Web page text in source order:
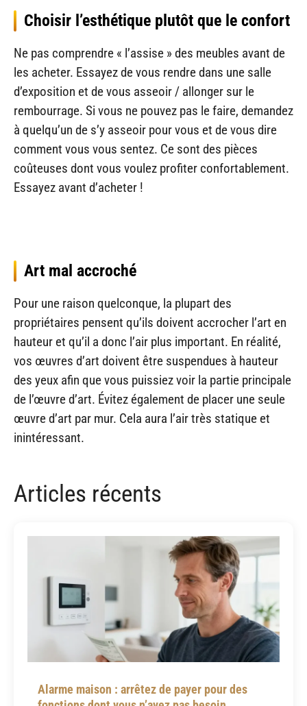
Choisir l’esthétique plutôt que le confort
Ne pas comprendre « l’assise » des meubles avant de
les acheter. Essayez de vous rendre dans une salle
d’exposition et de vous asseoir / allonger sur le
rembourrage. Si vous ne pouvez pas le faire, demandez
à quelqu’un de s’y asseoir pour vous et de vous dire
comment vous vous sentez. Ce sont des pièces
coûteuses dont vous voulez profiter confortablement.
Essayez avant d’acheter !
Art mal accroché
Pour une raison quelconque, la plupart des
propriétaires pensent qu’ils doivent accrocher l’art en
hauteur et qu’il a donc l’air plus important. En réalité,
vos œuvres d’art doivent être suspendues à hauteur
des yeux afin que vous puissiez voir la partie principale
de l’œuvre d’art. Évitez également de placer une seule
œuvre d’art par mur. Cela aura l’air très statique et
inintéressant.
Articles récents
Alarme maison : arrêtez de payer pour des